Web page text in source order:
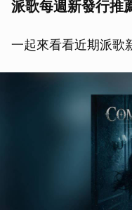
派歌每週新發行推
一起來看看近期派歌